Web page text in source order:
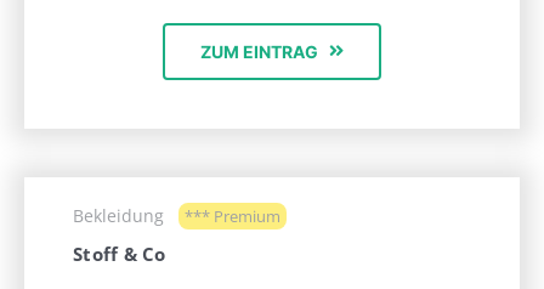
ZUM EINTRAG
Bekleidung *** Premium
Stoff & Co